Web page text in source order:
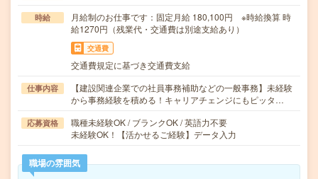
時給
月給制のお仕事です：固定月給 180,100円 ※時給換算 時
給1270円（残業代・交通費は別途支給あり）
交通費
交通費規定に基づき交通費支給
仕事内容
【建設関連企業での社員事務補助などの一般事務】未経験
から事務経験を積める！キャリアチェンジにもピッタ…
応募資格
職種未経験OK / ブランクOK / 英語力不要
未経験OK！【活かせるご経験】データ入力
職場の雰囲気